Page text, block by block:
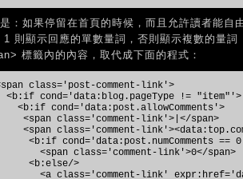
：如果停留在首頁的時候，而且允許讀者能自
1 則顯示回應的單數量詞，否則顯示複數的量
標籤內的內容，取代成下面的程式：
class='post-comment-link'>
<b:if cond='data:blog.pageType != "item"'>
<b:if cond='data:post.allowComments'>
<span class='comment-link'>|</span>
<span class='comment-
<b:if cond='data:post.numComments ==
<span class='comment-link'>0</span>
<b:else/>
<a class='comment-link'